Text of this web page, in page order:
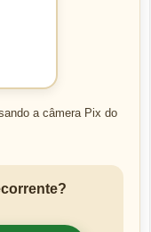
a câmera Pix do